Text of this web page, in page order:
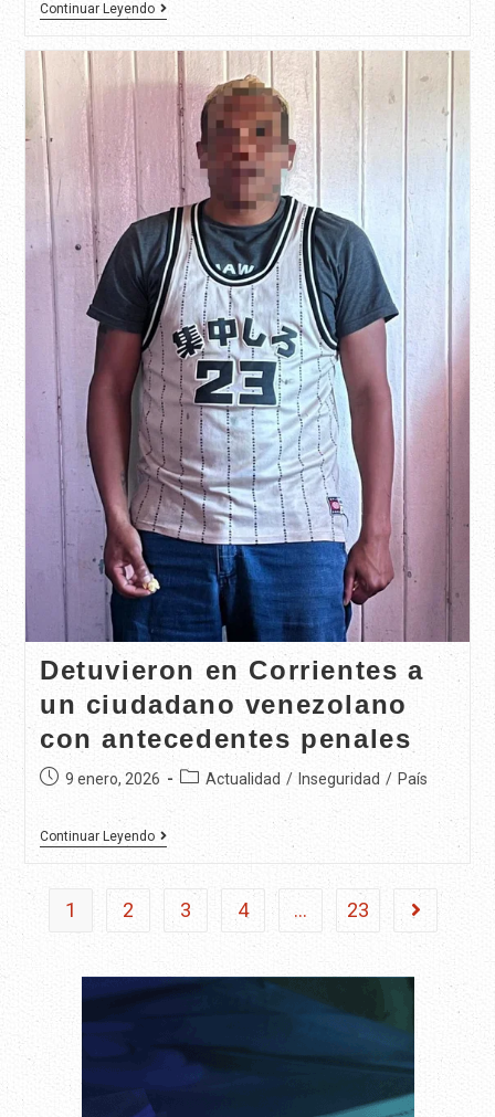
Continuar Leyendo
Detuvieron en Corrientes a
un ciudadano venezolano
con antecedentes penales
9 enero, 2026 Actualidad / Inseguridad / País
Continuar Leyendo
1 2 3 4 … 23